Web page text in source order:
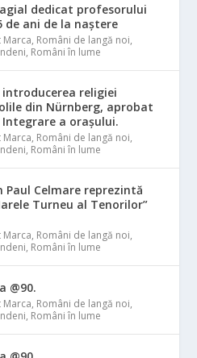
dedicat profesorului
de ani de la naștere
Marca, Români de langă noi,
, Români în lume
religiei
din Nürnberg, aprobat
Integrare a orașului.
Marca, Români de langă noi,
, Români în lume
Paul Celmare reprezintă
Turneu al Tenorilor”
Marca, Români de langă noi,
, Români în lume
@90.
Marca, Români de langă noi,
, Români în lume